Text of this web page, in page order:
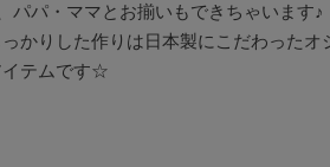
パパ・ママとお揃いもできちゃいます♪
かりした作りは日本製にこだわったオ
イテムです☆